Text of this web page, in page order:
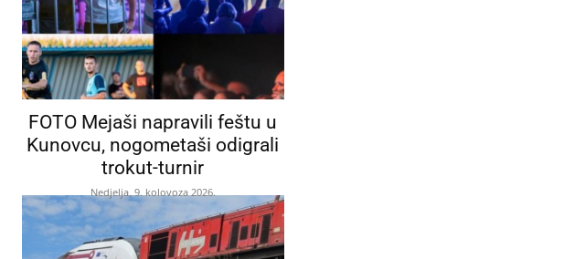
FOTO Mejaši napravili feštu u
Kunovcu, nogometaši odigrali
trokut-turnir
Nedjelja, 9. kolovoza 2026.